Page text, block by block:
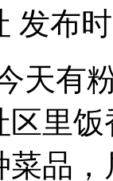
发布
有粉
里
菜品